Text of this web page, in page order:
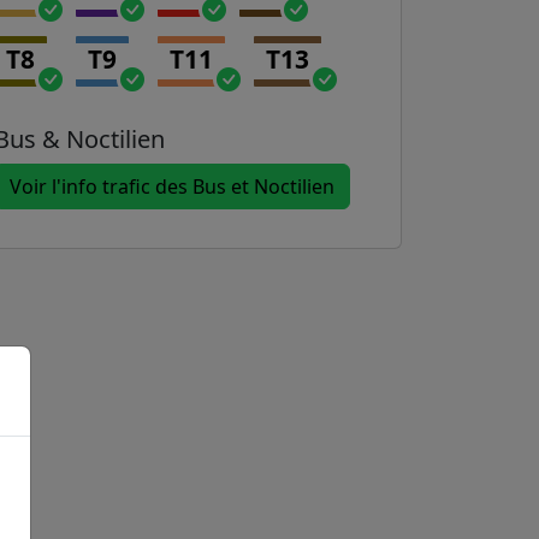
T8 T9 T11 T13
& Noctilien
Voir l'info trafic des Bus et Noctilien